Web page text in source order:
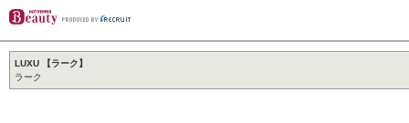
LUXU 【ラーク】
ラーク